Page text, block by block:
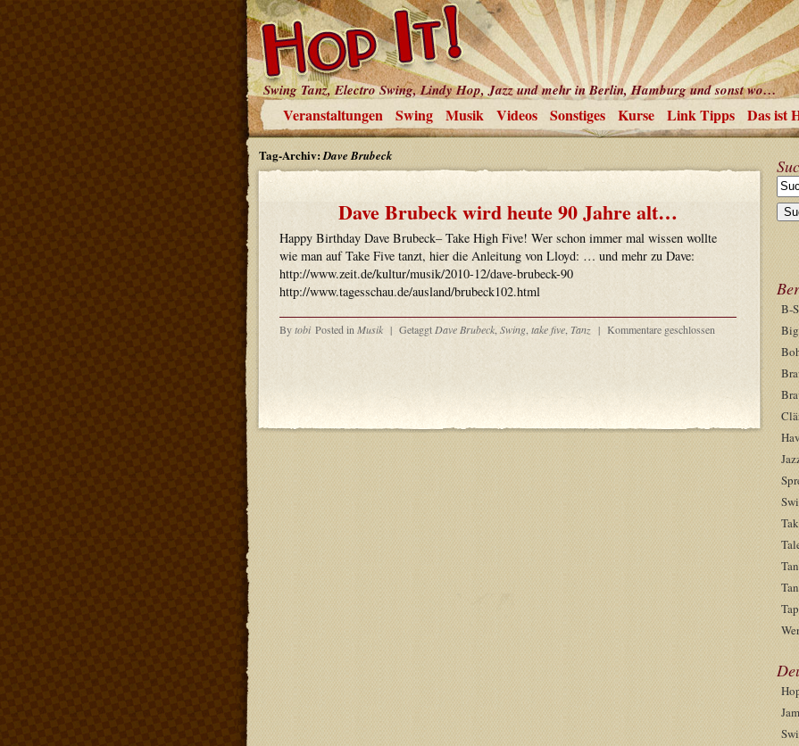
Swing Tanz, Electro Swing, Lindy Hop, Jazz und mehr in Berlin, Hamburg und sonst wo…
Veranstaltungen Swing Musik Videos Sonstiges Kurse Link Tipps Das ist
Tag-Archiv:Dave Brubeck
Dave Brubeck wird heute 90 Jahre alt…
Happy Birthday Dave Brubeck– Take High Five! Wer schon immer mal wissen wollte
wie man auf Take Five tanzt, hier die Anleitung von Lloyd: … und mehr zu Dave:
http://www.zeit.de/kultur/musik/2010-12/dave-brubeck-90
http://www.tagesschau.de/ausland/brubeck102.html
Bytobi Posted in Musik | Getaggt Dave Brubeck, Swing, take five, Tanz | Kommentare geschlossen
B-